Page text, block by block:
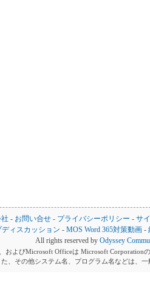
- お問い合せ - プライバシーポリシー - サ
ィスカッション -MOS Word 365対策動画 -
All rights reserved by Odyssey
およびMicrosoft Officeは Microsoft Corporation
た、その他システム名、プログラム名などは、